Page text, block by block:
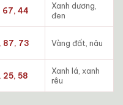
67, 44
Xanh dương,
đen
87, 73 Vàng đất, nâu
25, 58
Xanh lá, xanh
rêu